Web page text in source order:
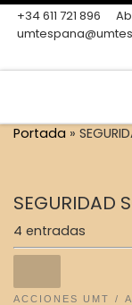
Skip to content
+34 611 721 896
Portada »
SEGURIDAD
4 entradas
ACCIONES UMT